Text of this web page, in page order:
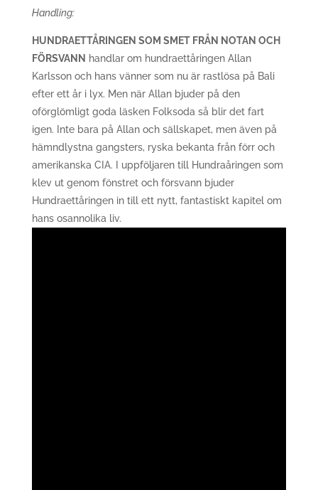
Handling:
HUNDRAETTÅRINGEN SOM SMET FRÅN NOTAN OCH
FÖRSVANN handlar om hundraettåringen Allan
Karlsson och hans vänner som nu är rastlösa på Bali
efter ett år i lyx. Men när Allan bjuder på den
oförglömligt goda läsken Folksoda så blir det fart
igen. Inte bara på Allan och sällskapet, men även på
hämndlystna gangsters, ryska bekanta från förr och
amerikanska CIA. I uppföljaren till Hundraåringen som
klev ut genom fönstret och försvann bjuder
Hundraettåringen in till ett nytt, fantastiskt kapitel om
hans osannolika liv.